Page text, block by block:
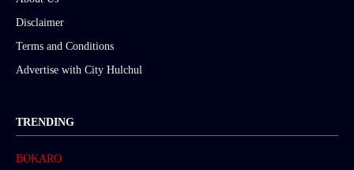
Disclaimer
Terms and Conditions
Advertise with City Hulchul
TRENDING
BOKARO